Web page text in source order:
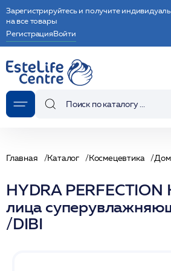
Зарегистрируйтесь и получите
на все товары
РегистрацияВойти
Главная Каталог Космецевтика
HYDRA
лица
/DIBI